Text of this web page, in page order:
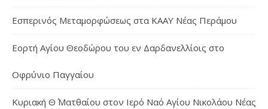
Εσπερινός Μεταμορφώσεως στα ΚΑΑΥ Νέας Περάμου
Εορτή Αγίου Θεοδώρου του εν Δαρδανελλίοις στο
Οφρύνιο Παγγαίου
Κυριακή Θ΄ Ματθαίου στον Ιερό Ναό Αγίου Νικολάου Νέας